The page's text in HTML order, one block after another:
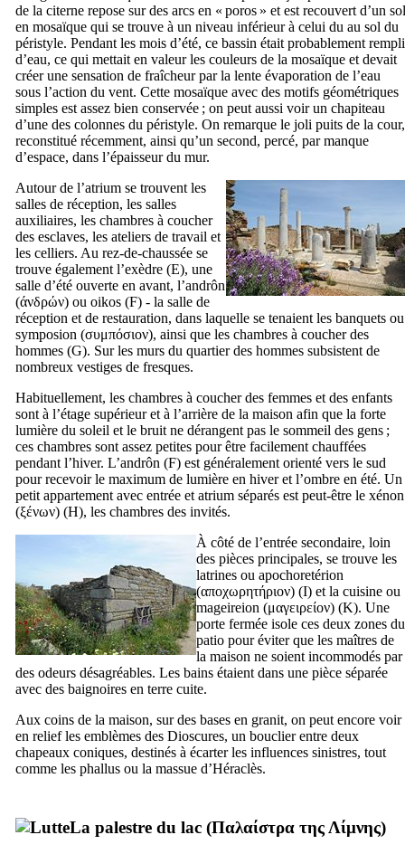
de la citerne repose sur des arcs en « poros » et est recouvert d’un sol
en mosaïque qui se trouve à un niveau inférieur à celui du au sol du
péristyle. Pendant les mois d’été, ce bassin était probablement rempli
d’eau, ce qui mettait en valeur les couleurs de la mosaïque et devait
créer une sensation de fraîcheur par la lente évaporation de l’eau
sous l’action du vent. Cette mosaïque avec des motifs géométriques
simples est assez bien conservée ; on peut aussi voir un chapiteau
d’une des colonnes du péristyle. On remarque le joli puits de la cour,
reconstitué récemment, ainsi qu’un second, percé, par manque
d’espace, dans l’épaisseur du mur.
Autour de l’atrium se trouvent les
salles de réception, les salles
auxiliaires, les chambres à coucher
des esclaves, les ateliers de travail et
les celliers. Au rez-de-chaussée se
trouve également l’exèdre (E), une
salle d’été ouverte en avant, l’andrôn
(άνδρών) ou oikos (F) - la salle de
réception et de restauration, dans laquelle se tenaient les banquets ou
symposion (συμπόσιον), ainsi que les chambres à coucher des
hommes (G). Sur les murs du quartier des hommes subsistent de
nombreux vestiges de fresques.
Habituellement, les chambres à coucher des femmes et des enfants
sont à l’étage supérieur et à l’arrière de la maison afin que la forte
lumière du soleil et le bruit ne dérangent pas le sommeil des gens ;
ces chambres sont assez petites pour être facilement chauffées
pendant l’hiver. L’andrôn (F) est généralement orienté vers le sud
pour recevoir le maximum de lumière en hiver et l’ombre en été. Un
petit appartement avec entrée et atrium séparés est peut-être le xénon
(ξένων) (H), les chambres des invités.
À côté de l’entrée secondaire, loin
des pièces principales, se trouve les
latrines ou apochoretérion
(αποχωρητήριον) (I) et la cuisine ou
mageireion (μαγειρείον) (K). Une
porte fermée isole ces deux zones du
patio pour éviter que les maîtres de
la maison ne soient incommodés par
des odeurs désagréables. Les bains étaient dans une pièce séparée
avec des baignoires en terre cuite.
Aux coins de la maison, sur des bases en granit, on peut encore voir
en relief les emblèmes des Dioscures, un bouclier entre deux
chapeaux coniques, destinés à écarter les influences sinistres, tout
comme les phallus ou la massue d’Héraclès.
La palestre du lac (Παλαίστρα της Λίμνης)